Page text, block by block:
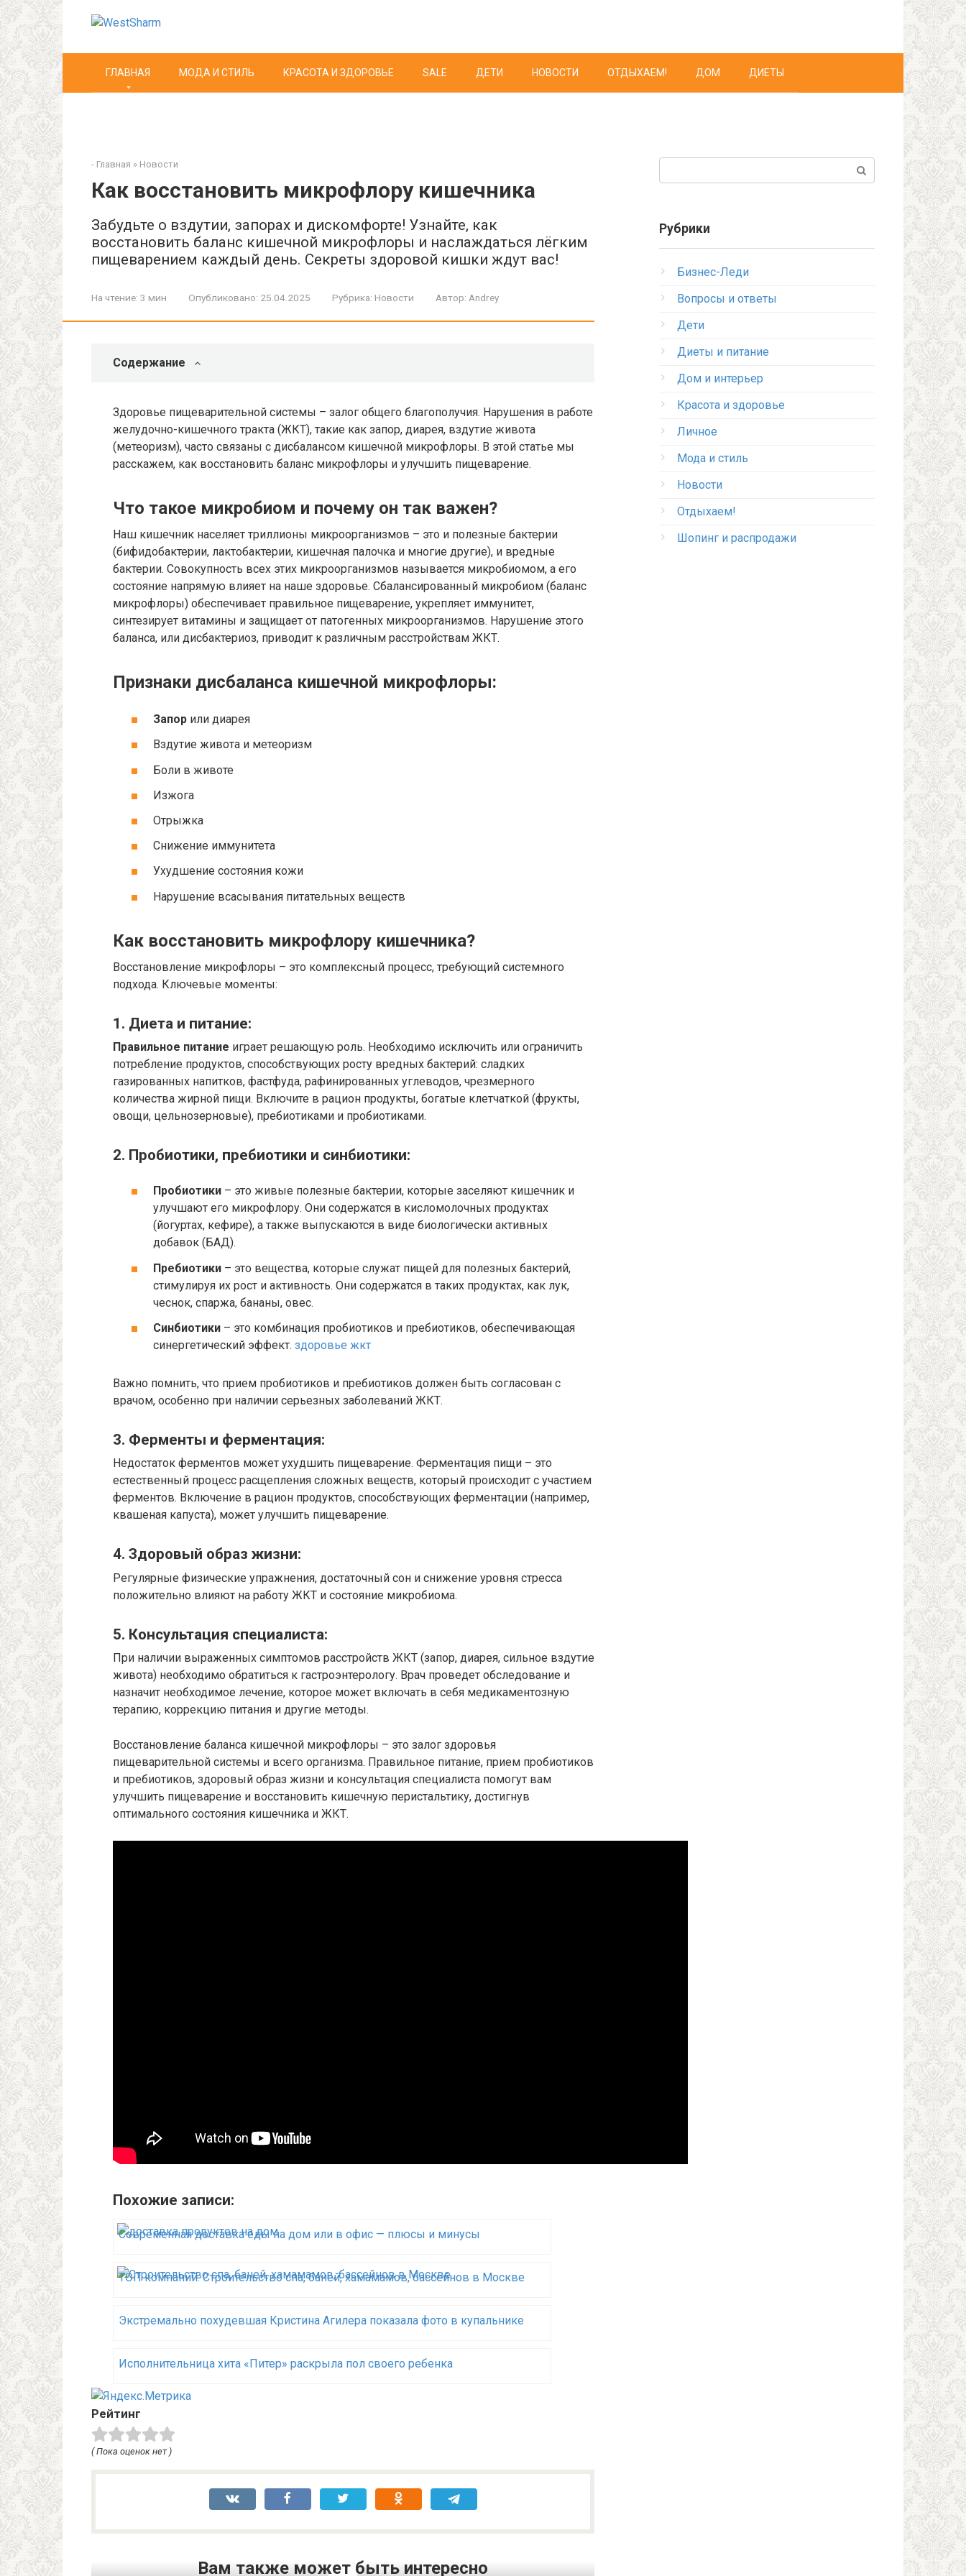
ГЛАВНАЯ МОДА И СТИЛЬ КРАСОТА И ЗДОРОВЬЕ SALE ДЕТИ НОВОСТИ ОТДЫХАЕМ! ДОМ ДИЕТЫ
- Главная » Новости
Как восстановить микрофлору кишечника
Забудьте о вздутии, запорах и дискомфорте! Узнайте, как
восстановить баланс кишечной микрофлоры и наслаждаться лёгким
пищеварением каждый день. Секреты здоровой кишки ждут вас!
На чтение: 3 мин Опубликовано: 25.04.2025 Рубрика: Новости Автор: Andrey
Содержание
Здоровье пищеварительной системы – залог общего благополучия. Нарушения в работе
желудочно-кишечного тракта (ЖКТ), такие как запор, диарея, вздутие живота
(метеоризм), часто связаны с дисбалансом кишечной микрофлоры. В этой статье мы
расскажем, как восстановить баланс микрофлоры и улучшить пищеварение.
Что такое микробиом и почему он так важен?
Наш кишечник населяет триллионы микроорганизмов – это и полезные бактерии
(бифидобактерии, лактобактерии, кишечная палочка и многие другие), и вредные
бактерии. Совокупность всех этих микроорганизмов называется микробиомом, а его
состояние напрямую влияет на наше здоровье. Сбалансированный микробиом (баланс
микрофлоры) обеспечивает правильное пищеварение, укрепляет иммунитет,
синтезирует витамины и защищает от патогенных микроорганизмов. Нарушение этого
баланса, или дисбактериоз, приводит к различным расстройствам ЖКТ.
Признаки дисбаланса кишечной микрофлоры:
Запор или диарея
Вздутие живота и метеоризм
Боли в животе
Изжога
Отрыжка
Снижение иммунитета
Ухудшение состояния кожи
Нарушение всасывания питательных веществ
Как восстановить микрофлору кишечника?
Восстановление микрофлоры – это комплексный процесс, требующий системного
подхода. Ключевые моменты:
1. Диета и питание:
Правильное питание играет решающую роль. Необходимо исключить или ограничить
потребление продуктов, способствующих росту вредных бактерий: сладких
газированных напитков, фастфуда, рафинированных углеводов, чрезмерного
количества жирной пищи. Включите в рацион продукты, богатые клетчаткой (фрукты,
овощи, цельнозерновые), пребиотиками и пробиотиками.
2. Пробиотики, пребиотики и синбиотики:
Пробиотики – это живые полезные бактерии, которые заселяют кишечник и
улучшают его микрофлору. Они содержатся в кисломолочных продуктах
(йогуртах, кефире), а также выпускаются в виде биологически активных
добавок (БАД).
Пребиотики – это вещества, которые служат пищей для полезных бактерий,
стимулируя их рост и активность. Они содержатся в таких продуктах, как лук,
чеснок, спаржа, бананы, овес.
Синбиотики – это комбинация пробиотиков и пребиотиков, обеспечивающая
синергетический эффект. здоровье жкт
Важно помнить, что прием пробиотиков и пребиотиков должен быть согласован с
врачом, особенно при наличии серьезных заболеваний ЖКТ.
3. Ферменты и ферментация:
Недостаток ферментов может ухудшить пищеварение. Ферментация пищи – это
естественный процесс расщепления сложных веществ, который происходит с участием
ферментов. Включение в рацион продуктов, способствующих ферментации (например,
квашеная капуста), может улучшить пищеварение.
4. Здоровый образ жизни:
Регулярные физические упражнения, достаточный сон и снижение уровня стресса
положительно влияют на работу ЖКТ и состояние микробиома.
5. Консультация специалиста:
При наличии выраженных симптомов расстройств ЖКТ (запор, диарея, сильное вздутие
живота) необходимо обратиться к гастроэнтерологу. Врач проведет обследование и
назначит необходимое лечение, которое может включать в себя медикаментозную
терапию, коррекцию питания и другие методы.
Восстановление баланса кишечной микрофлоры – это залог здоровья
пищеварительной системы и всего организма. Правильное питание, прием пробиотиков
и пребиотиков, здоровый образ жизни и консультация специалиста помогут вам
улучшить пищеварение и восстановить кишечную перистальтику, достигнув
оптимального состояния кишечника и ЖКТ.
Похожие записи:
Современная доставка еды на дом или в офис — плюсы и минусы
ТОП компаний. Строительство спа, баней, хамамамов, бассейнов в Москве
Экстремально похудевшая Кристина Агилера показала фото в купальнике
Исполнительница хита «Питер» раскрыла пол своего ребенка
Рейтинг
( Пока оценок нет )
Вам также может быть интересно
Рубрики
Бизнес-Леди
Вопросы и ответы
Дети
Диеты и питание
Дом и интерьер
Красота и здоровье
Личное
Мода и стиль
Новости
Отдыхаем!
Шопинг и распродажи